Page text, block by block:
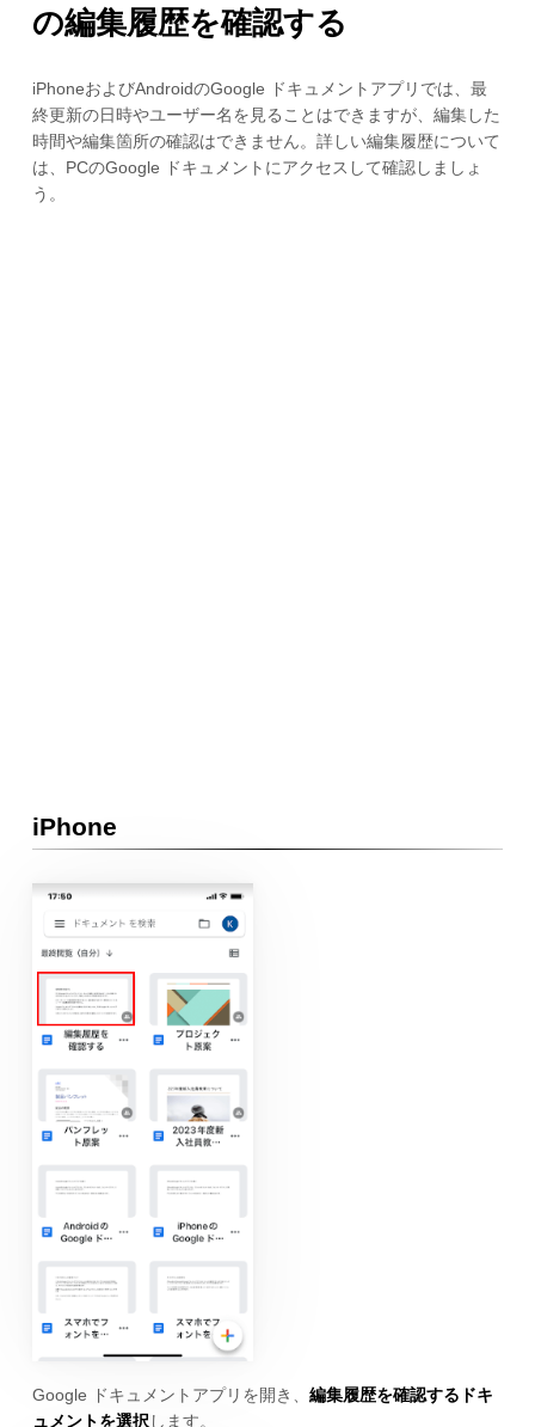
の編集履歴を確認する
iPhoneおよびAndroidのGoogle ドキュメントアプリでは、最
終更新の日時やユーザー名を見ることはできますが、編集した
時間や編集箇所の確認はできません。詳しい編集履歴について
は、PCのGoogle ドキュメントにアクセスして確認しましょ
う。
iPhone
Google ドキュメントアプリを開き、 編集履歴を確認するドキ
ュメントを選択します。